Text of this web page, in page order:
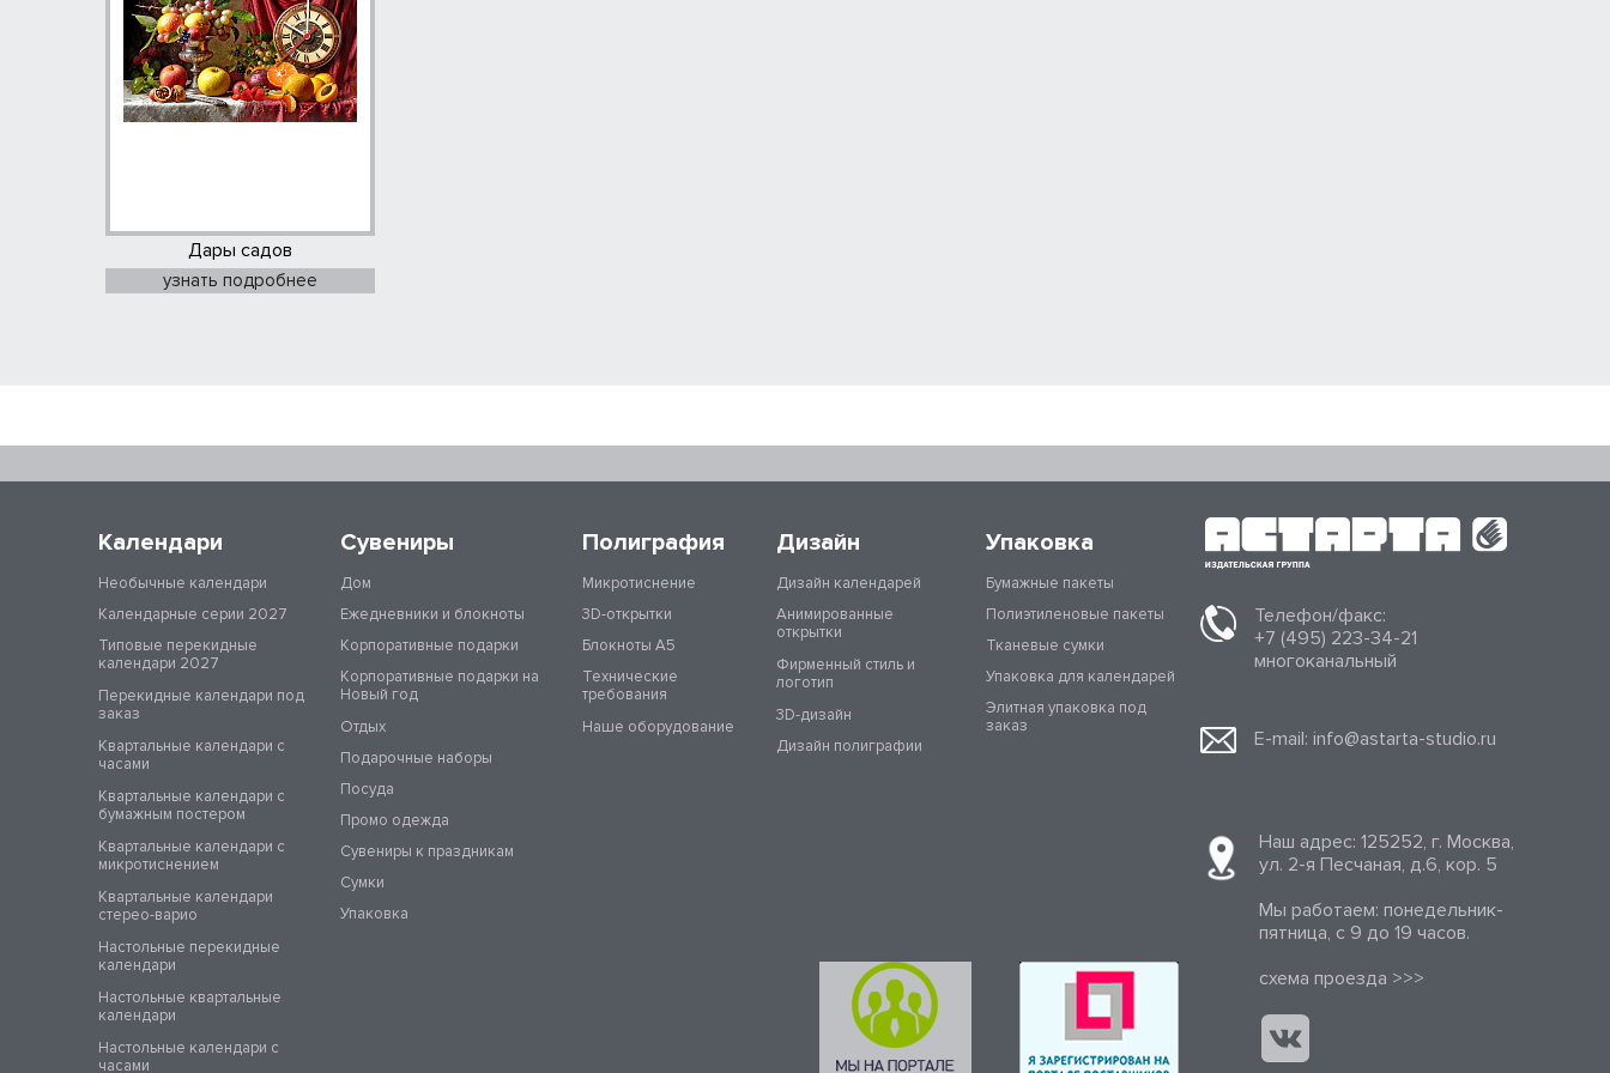
Дары садов
узнать подробнее
Календари
Необычные календари
Календарные серии 2027
Типовые перекидные
календари 2027
Перекидные календари под
заказ
Квартальные календари с
часами
Квартальные календари с
бумажным постером
Квартальные календари с
микротиснением
Квартальные календари
стерео-варио
Настольные перекидные
календари
Настольные квартальные
календари
Настольные календари с
часами
Сувениры
Дом
Ежедневники и блокноты
Корпоративные подарки
Корпоративные подарки на
Новый год
Отдых
Подарочные наборы
Посуда
Промо одежда
Сувениры к праздникам
Сумки
Упаковка
Полиграфия
Микротиснение
3D-открытки
Блокноты А5
Технические
требования
Наше оборудование
Дизайн
Дизайн календарей
Анимированные
открытки
Фирменный стиль и
логотип
3D-дизайн
Дизайн полиграфии
Упаковка
Бумажные пакеты
Полиэтиленовые пакеты
Тканевые сумки
Упаковка для календарей
Элитная упаковка под
заказ
Телефон/факс:
+7 (495) 223-34-21
многоканальный
E-mail: info@astarta-studio.ru
Наш адрес: 125252, г. Москва,
ул. 2-я Песчаная, д.6, кор. 5
Мы работаем: понедельник-
пятница, с 9 до 19 часов.
cхема проезда >>>